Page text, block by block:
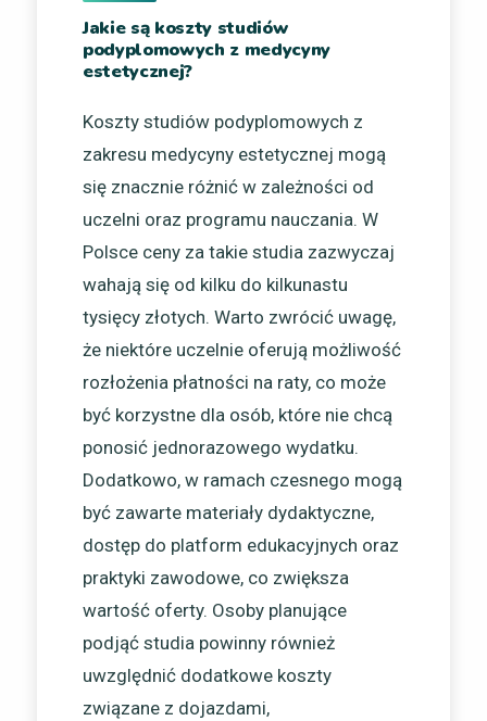
Jakie są koszty studiów
podyplomowych z medycyny
estetycznej?
Koszty studiów podyplomowych z
zakresu medycyny estetycznej mogą
się znacznie różnić w zależności od
uczelni oraz programu nauczania. W
Polsce ceny za takie studia zazwyczaj
wahają się od kilku do kilkunastu
tysięcy złotych. Warto zwrócić uwagę,
że niektóre uczelnie oferują możliwość
rozłożenia płatności na raty, co może
być korzystne dla osób, które nie chcą
ponosić jednorazowego wydatku.
Dodatkowo, w ramach czesnego mogą
być zawarte materiały dydaktyczne,
dostęp do platform edukacyjnych oraz
praktyki zawodowe, co zwiększa
wartość oferty. Osoby planujące
podjąć studia powinny również
uwzględnić dodatkowe koszty
związane z dojazdami,